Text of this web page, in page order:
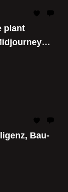
plant
Bau‐